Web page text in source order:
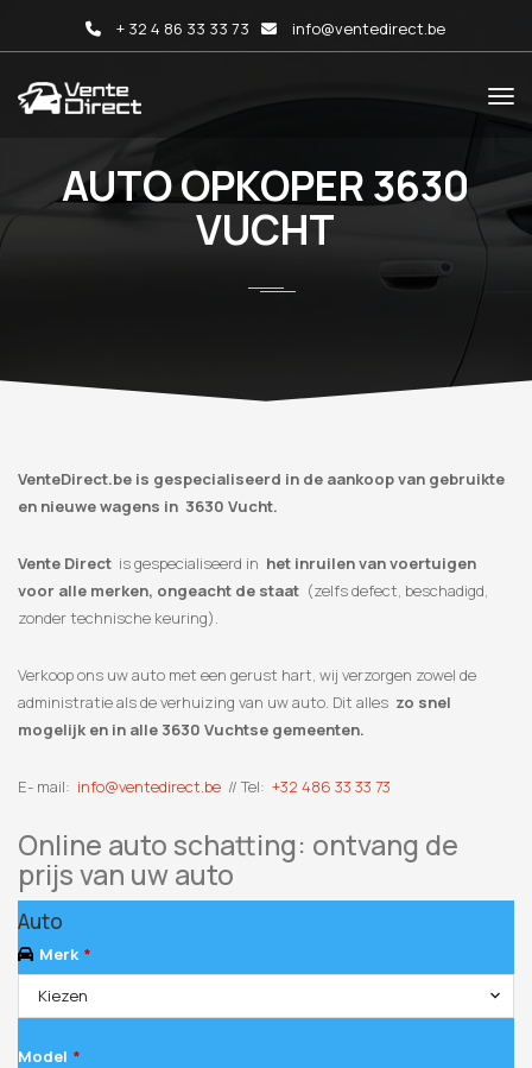
+ 32 4 86 33 33 73 info@ventedirect.be
AUTO OPKOPER 3630
VUCHT
VenteDirect.be is gespecialiseerd in de aankoop van gebruikte
en nieuwe wagens in 3630 Vucht.
Vente Direct is gespecialiseerd in het inruilen van voertuigen
voor alle merken, ongeacht de staat (zelfs defect, beschadigd,
zonder technische keuring).
Verkoop ons uw auto met een gerust hart, wij verzorgen zowel de
administratie als de verhuizing van uw auto. Dit alles zo snel
mogelijk en in alle 3630 Vuchtse gemeenten.
E- mail: info@ventedirect.be // Tel: +32 486 33 33 73
Online auto schatting: ontvang de
prijs van uw auto
Auto
Merk *
Kiezen
Model *